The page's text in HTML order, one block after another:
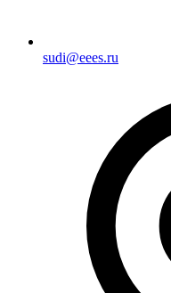
sudi@eees.ru